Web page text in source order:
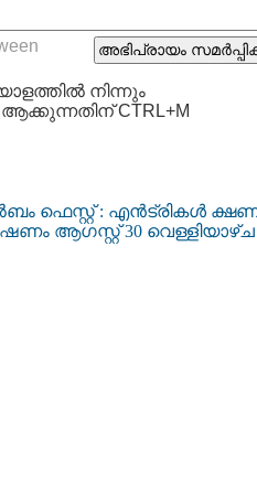
നിന്നും
CTRL+M
ഫെസ്റ്റ് : എൻട്രികൾ
ആഗസ്റ്റ് 30 വെള്ളിയാഴ്ച